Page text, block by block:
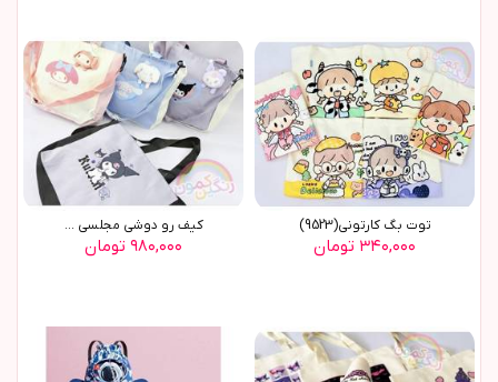
توت بگ کارتوني(9523)
۳۴۰,۰۰۰ تومان
کيف رو دوشي مجلسي ...
۹۸۰,۰۰۰ تومان